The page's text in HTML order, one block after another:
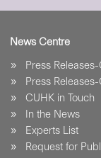
News Centre
Press
Press
CUHK in Touch
In the News
Experts List
Request for